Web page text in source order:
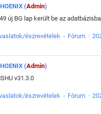
(Admin)
észrevételek - Fórum ·
(Admin)
v31.3.0
észrevételek - Fórum ·